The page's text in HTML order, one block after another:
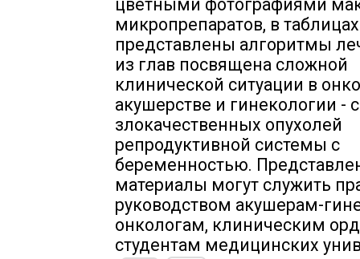
цветными фотографиями
микропрепаратов, в таблицах
представлены алгоритмы
из глав посвящена сложной
клинической ситуации в
акушерстве и гинекологии -
злокачественных опухолей
репродуктивной системы с
беременностью.
материалы могут служить
руководством акушерам-
онкологам, клиническим
студентам медицинских